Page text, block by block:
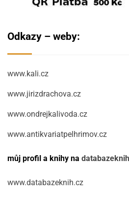
Odkazy – weby:
www.kali.cz
www.jirizdrachova.cz
www.ondrejkalivoda.cz
www.antikvariatpelhrimov.cz
můj profil a knihy na
www.databazeknih.cz